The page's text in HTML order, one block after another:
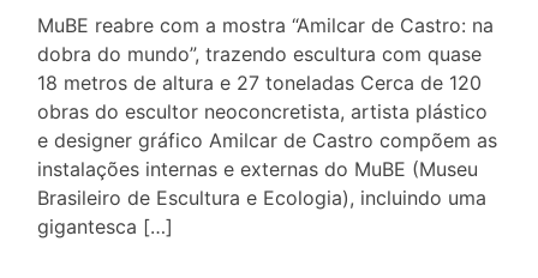
MuBE reabre com a mostra “Amilcar de Castro: na
dobra do mundo”, trazendo escultura com quase
18 metros de altura e 27 toneladas Cerca de 120
obras do escultor neoconcretista, artista plástico
e designer gráfico Amilcar de Castro compõem as
instalações internas e externas do MuBE (Museu
Brasileiro de Escultura e Ecologia), incluindo uma
gigantesca […]